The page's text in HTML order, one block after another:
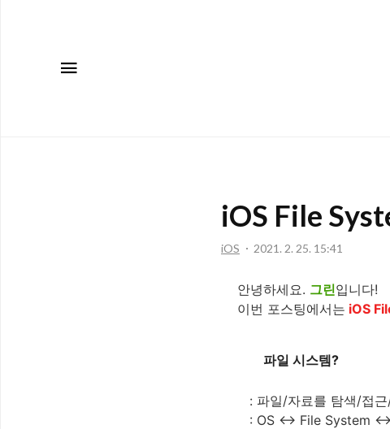
iOS File
iOS 2021. 2. 25. 15:41
안녕하세요. 그린입니다!
이번 포스팅에서는 iOS
파일 시스템?
: 파일/자료를 탐색/접
: OS <-> File System <-